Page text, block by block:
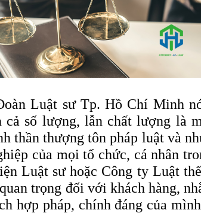
Luật sư Tp. Hồ Chí Minh
cả số lượng, lẫn chất lượng là
thần thượng tôn pháp luật và
của mọi tổ chức, cá nhân
Luật sư hoặc Công ty Luật
trọng đối với khách hàng,
hợp pháp, chính đáng của